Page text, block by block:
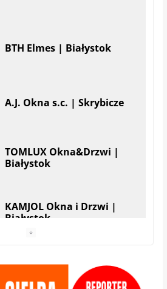
BTH Elmes | Białystok
A.J. Okna s.c. | Skrybicze
TOMLUX Okna&Drzwi |
Białystok
KAMJOL Okna i Drzwi |
Białystok
HERA Drzwi&Okna |